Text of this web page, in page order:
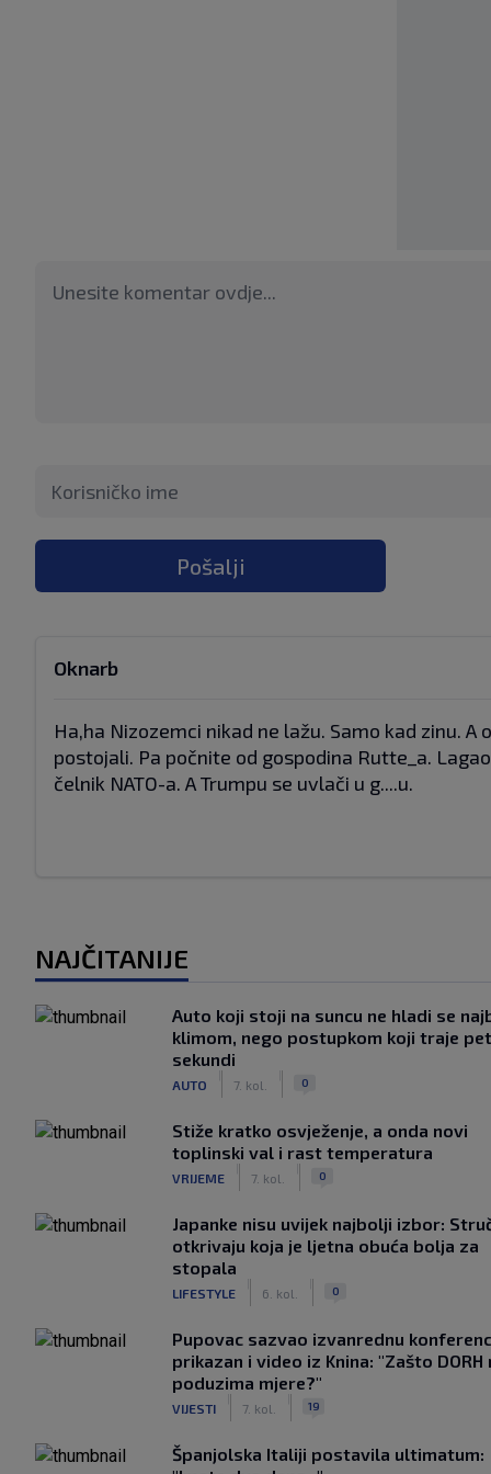
Pošalji
Oknarb
Ha,ha Nizozemci nikad ne lažu. Samo kad zinu.
postojali. Pa počnite od gospodina Rutte_a.
čelnik NATO-a. A Trumpu se uvlači u g....u.
NAJČITANIJE
Auto koji stoji na suncu ne hladi se
klimom, nego postupkom koji traje
sekundi
AUTO 7. kol. 0
Stiže kratko osvježenje, a onda novi
toplinski val i rast temperatura
VRIJEME 7. kol. 0
Japanke nisu uvijek najbolji izbor:
otkrivaju koja je ljetna obuća bolja za
stopala
LIFESTYLE 6. kol. 0
Pupovac sazvao izvanrednu
prikazan i video iz Knina: "Zašto DORH
poduzima mjere?"
VIJESTI 7. kol. 19
Španjolska Italiji postavila ultimatum: